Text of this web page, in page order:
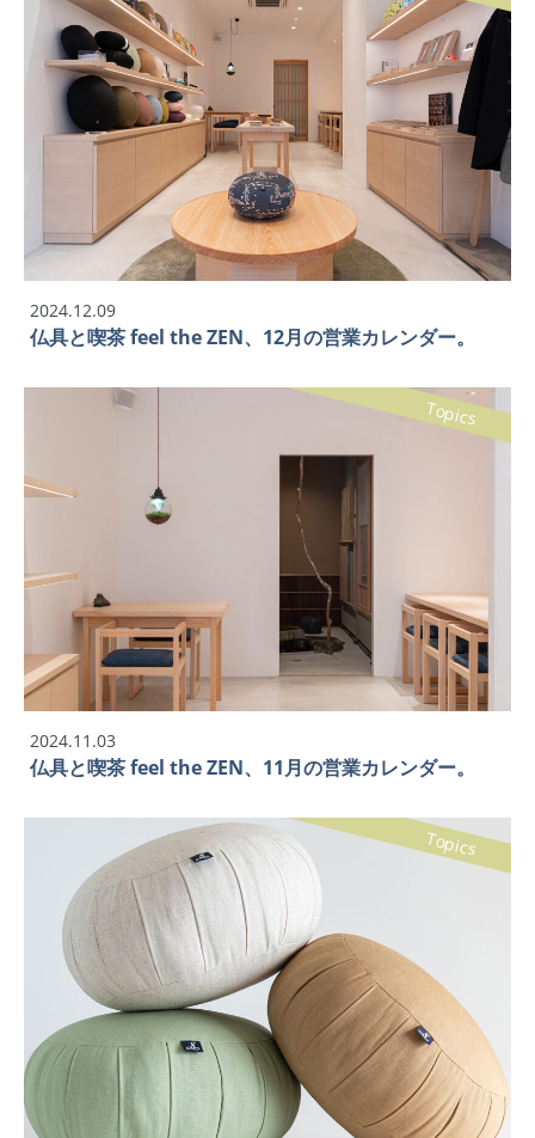
2024.12.09
仏具と喫茶 feel the ZEN、12月の営業カレンダー。
2024.11.03
仏具と喫茶 feel the ZEN、11月の営業カレンダー。
Topics
Topics